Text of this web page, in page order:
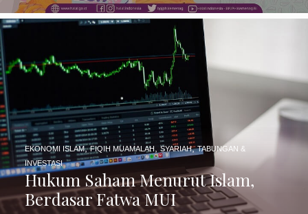
Hukum Saham Menurut Islam,
Berdasar Fatwa MUI
EKONOMI ISLAM,FIQIH MUAMALAH SYARIAH,TABUNGAN &
INVESTASI